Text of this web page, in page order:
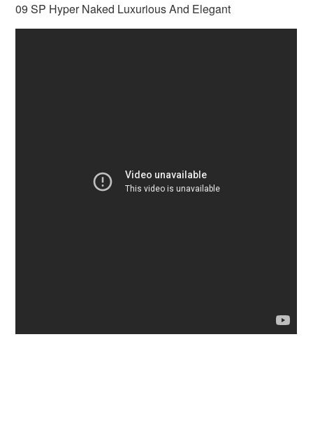
09 SP Hyper Naked Luxurious And Elegant